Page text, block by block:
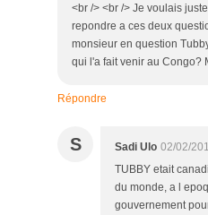
<br /> <br /> Je voulais
repondre a ces deux
monsieur en question
qui l'a fait venir au Congo?
Répondre
S Sadi Ulo 02/02/
TUBBY etait
du monde, a l
gouvernement